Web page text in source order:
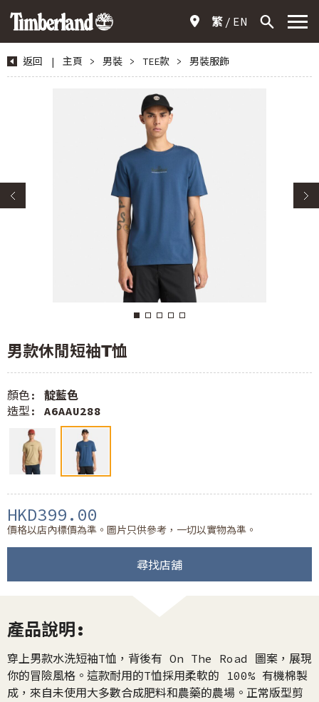
繁 EN
返回 | 主頁 > 男裝 > TEE款 > 男裝服飾
男款休閒短袖T恤
顏色: 靛藍色
造型: A6AAU288
HKD399.00
價格以店內標價為準。圖片只供參考，一切以實物為準。
尋找店舖
產品說明:
穿上男款水洗短袖T恤，背後有 On The Road 圖案，展現
你的冒險風格。這款耐用的T恤採用柔軟的 100% 有機棉製
成，來自未使用大多數合成肥料和農藥的農場。正常版型剪